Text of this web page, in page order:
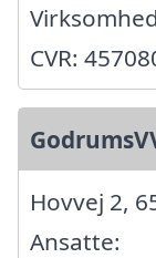
CVR:
Hovvej 2,
Ansatte: